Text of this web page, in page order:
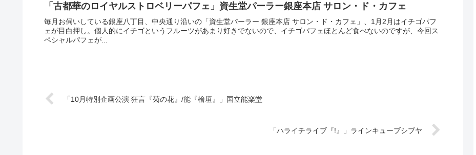
「古都華のロイヤルストロベリーパフェ」資生堂パーラー銀座本店 サロン・ド・カフェ
毎月お伺いしている銀座八丁目、中央通り沿いの「資生堂パーラー 銀座本店 サロン・ド・カフェ」、1月2月はイチゴパフ
ェが目白押し。個人的にイチゴというフルーツがあまり好きでないので、イチゴパフェほとんど食べないのですが、今回ス
ペシャルパフェが...
「10月特別企画公演 狂言『菊の花』/能『檜垣』」国立能楽堂
「ハライチライブ『!』」ラインキューブシブヤ